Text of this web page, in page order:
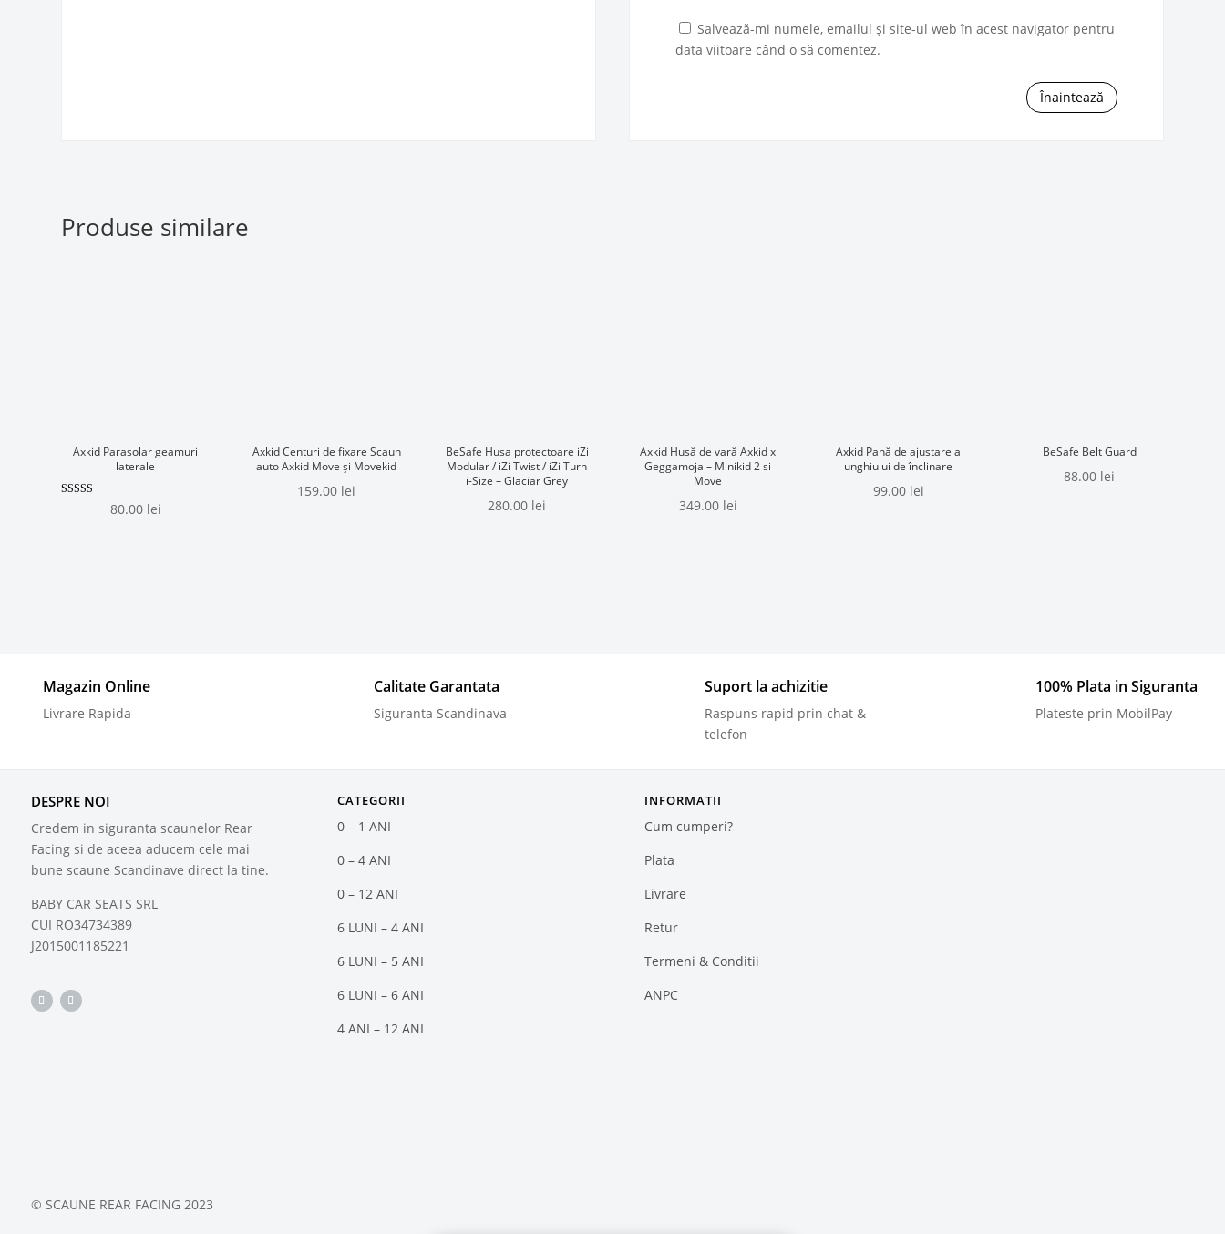
Salvează-mi numele, emailul și site-ul web în acest navigator pentru
data viitoare când o să comentez.
Înaintează
Produse similare
Axkid Parasolar geamuri
laterale
80.00 lei
Axkid Centuri de fixare Scaun
auto Axkid Move și Movekid
159.00 lei
BeSafe Husa protectoare iZi
Modular / iZi Twist / iZi Turn
i-Size – Glaciar Grey
280.00 lei
Axkid Husă de vară Axkid x
Geggamoja – Minikid 2 si
Move
349.00 lei
Axkid Pană de ajustare a
unghiului de înclinare
99.00 lei
BeSafe Belt Guard
88.00 lei
Magazin Online
Livrare Rapida
Calitate Garantata
Siguranta Scandinava
Suport la achizitie
Raspuns rapid prin chat &
telefon
100% Plata in Siguranta
Plateste prin MobilPay
DESPRE NOI
Credem in siguranta scaunelor Rear
Facing si de aceea aducem cele mai
bune scaune Scandinave direct la tine.
BABY CAR SEATS SRL
CUI RO34734389
J2015001185221
CATEGORII
0 – 1 ANI
0 – 4 ANI
0 – 12 ANI
6 LUNI – 4 ANI
6 LUNI – 5 ANI
6 LUNI – 6 ANI
4 ANI – 12 ANI
INFORMATII
Cum cumperi?
Plata
Livrare
Retur
Termeni & Conditii
ANPC
© SCAUNE REAR FACING 2023